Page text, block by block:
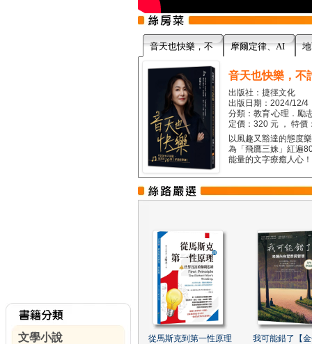
文學小說
音天也快樂，不 摩爾定律、AI
音天也快樂，不
出版社：捷徑文化
出版日期：2024/12/4
分類：教育‧心理．勵
定價：320 元 ， 特價
以風趣又豁達的態度
為「飛鷹三姝」紅遍
能量的文字療癒人心
從馬斯克到第一性原理 我可能錯了【